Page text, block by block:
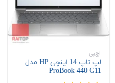
اچ‌پی
لپ تاپ 14 اینچی HP مدل
ProBook 440 G11